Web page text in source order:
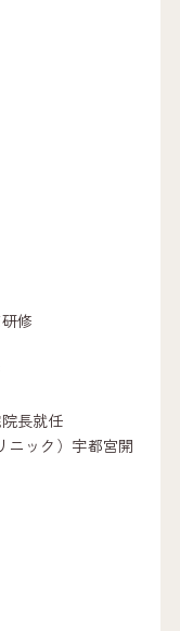
修
長就任
ニック）宇都宮開